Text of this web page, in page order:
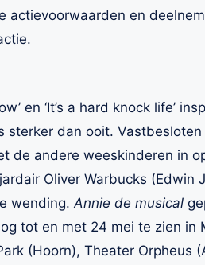
actievoorwaarden en
en ‘It’s a hard knock life’
sterker dan ooit.
de andere weeskinderen in
Oliver Warbucks (Edwin
wending. Annie de musical
tot en met 24 mei te zien in
(Hoorn), Theater Orpheus